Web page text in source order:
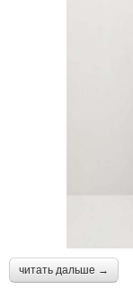
читать дальше →